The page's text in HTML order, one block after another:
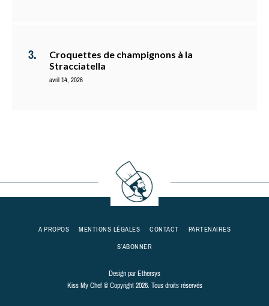
Croquettes de champignons à la
Stracciatella
avril 14, 2026
A PROPOS MENTIONS LÉGALES CONTACT
PARTENAIRES
S’ABONNER
Design parEthersys
Kiss My Chef © Copyright 2026. Tous droits réservés